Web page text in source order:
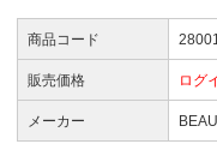
商品コード
販売価格 ログ
メーカー